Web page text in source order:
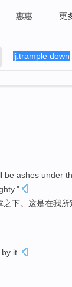
惠惠 更
be ashes under
."
之下。 这是在我所
by it.